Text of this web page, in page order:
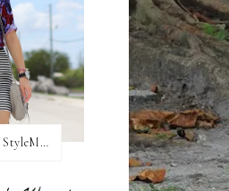
Floral and Stripes! + StyleMint GIVEAWAY!